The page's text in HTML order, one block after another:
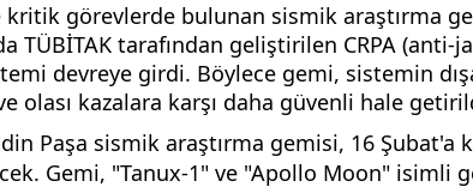
kritik görevlerde bulunan sismik araştırma
TÜBİTAK tarafından geliştirilen CRPA (anti-
devreye girdi. Böylece gemi, sistemin
ve olası kazalara karşı daha güvenli hale
Paşa sismik araştırma gemisi, 16 Şubat'a
Gemi, "Tanux-1" ve "Apollo Moon" isimli